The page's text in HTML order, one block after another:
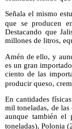
Señala el mismo
que se producen
Destacando que
millones de litros,
Amén de ello, y
es un gran
ciento de las
producir queso,
En cantidades
mil toneladas, de
aunque también el
toneladas), Polonia